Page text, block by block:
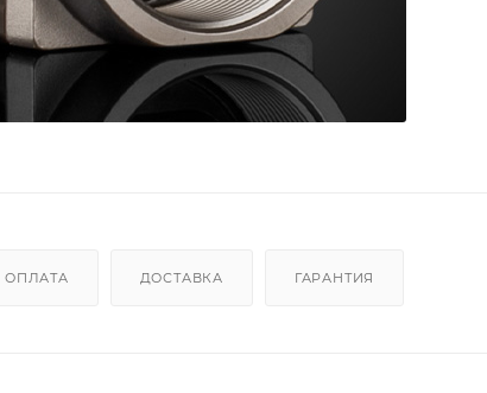
ОПЛАТА ДОСТАВКА ГАРАНТИЯ